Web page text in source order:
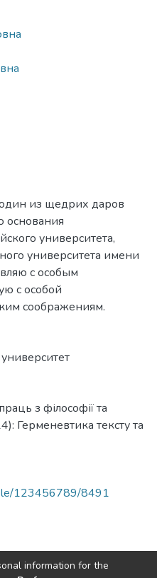
из щедрих даров
основания
университета,
университета имени
с особым
с особой
соображениям.
з філософії та
Герменевтика тексту та
123456789/8491
information for the